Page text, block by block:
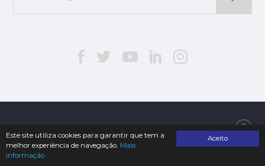
Aceito
Este site utiliza cookies para garantir que tem a
melhor experiência de navegação. Mais
informação